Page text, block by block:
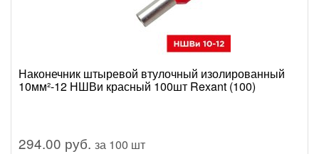
Наконечник штыревой втулочный изолированный
10мм²-12 НШВи красный 100шт Rexant (100)
294.00 руб. за 100 шт